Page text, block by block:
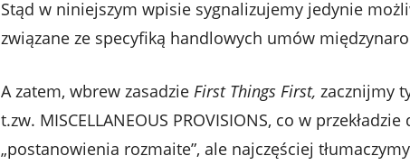
Stąd w niniejszym wpisie sygnalizujemy jedynie
związane ze specyfiką handlowych umów
A zatem, wbrew zasadzie First Things First, zacznijmy
t.zw. MISCELLANEOUS PROVISIONS, co w
„postanowienia rozmaite”, ale najczęściej